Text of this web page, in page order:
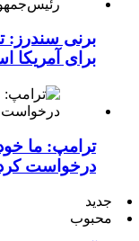
برنی سندرز:
برای آمریکا
ترامپ: ما
درخواست
جدید
محبوب